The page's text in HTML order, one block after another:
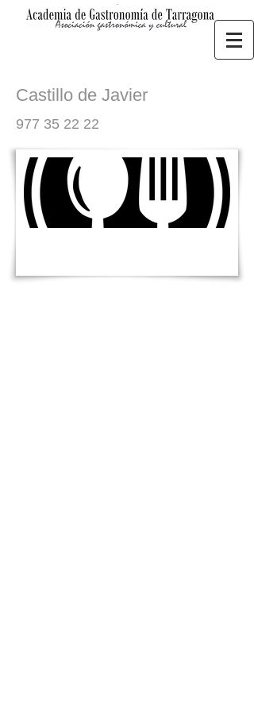
Castillo de Javier
977 35 22 22